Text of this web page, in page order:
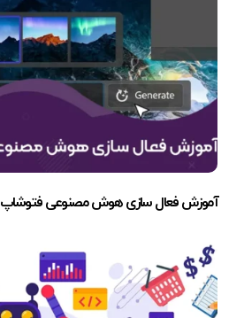
آموزش فعال سازی هوش مصنوعی فتوشاپ